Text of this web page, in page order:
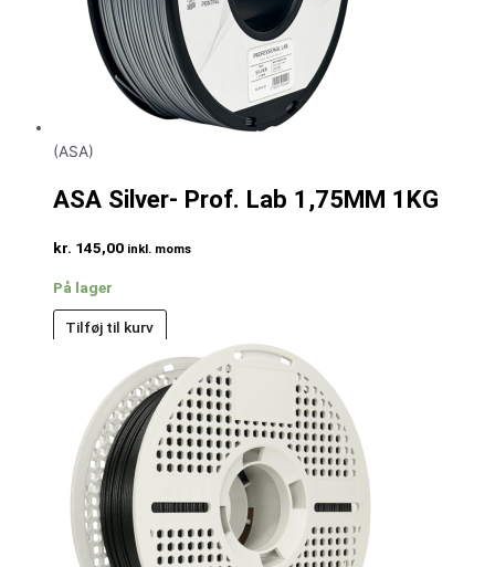
(ASA)
ASA Silver- Prof. Lab 1,75MM 1KG
kr. 145,00 inkl. moms
På lager
Tilføj til kurv